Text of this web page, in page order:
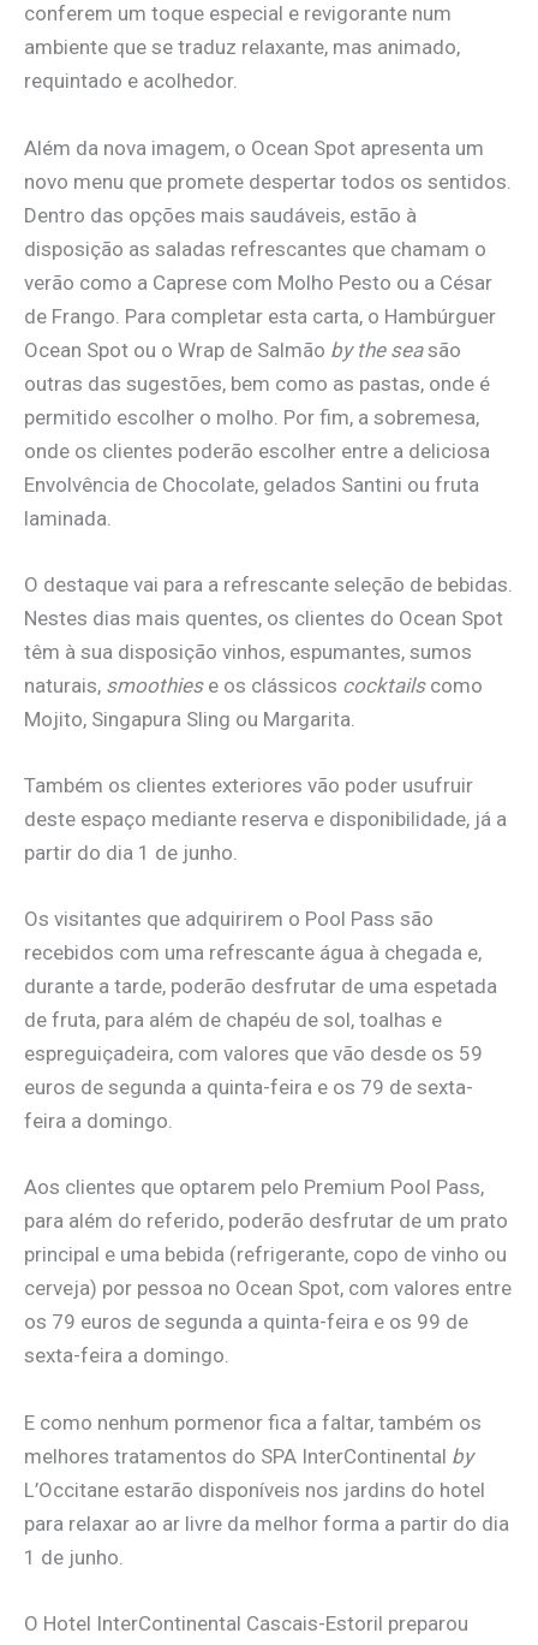
conferem um toque especial e revigorante num
ambiente que se traduz relaxante, mas animado,
requintado e acolhedor.
Além da nova imagem, o Ocean Spot apresenta um
novo menu que promete despertar todos os sentidos.
Dentro das opções mais saudáveis, estão à
disposição as saladas refrescantes que chamam o
verão como a Caprese com Molho Pesto ou a César
de Frango. Para completar esta carta, o Hambúrguer
Ocean Spot ou o Wrap de Salmão by the seasão
outras das sugestões, bem como as pastas, onde é
permitido escolher o molho. Por fim, a sobremesa,
onde os clientes poderão escolher entre a deliciosa
Envolvência de Chocolate, gelados Santini ou fruta
laminada.
O destaque vai para a refrescante seleção de bebidas.
Nestes dias mais quentes, os clientes do Ocean Spot
têm à sua disposição vinhos, espumantes, sumos
naturais, smoothiese os clássicos cocktailscomo
Mojito, Singapura Sling ou Margarita.
Também os clientes exteriores vão poder usufruir
deste espaço mediante reserva e disponibilidade, já a
partir do dia 1 de junho.
Os visitantes que adquirirem o Pool Pass são
recebidos com uma refrescante água à chegada e,
durante a tarde, poderão desfrutar de uma espetada
de fruta, para além de chapéu de sol, toalhas e
espreguiçadeira, com valores que vão desde os 59
euros de segunda a quinta-feira e os 79 de sexta-
feira a domingo.
Aos clientes que optarem pelo Premium Pool Pass,
para além do referido, poderão desfrutar de um prato
principal e uma bebida (refrigerante, copo de vinho ou
cerveja) por pessoa no Ocean Spot, com valores entre
os 79 euros de segunda a quinta-feira e os 99 de
sexta-feira a domingo.
E como nenhum pormenor fica a faltar, também os
melhores tratamentos do SPA InterContinental by
L’Occitane estarão disponíveis nos jardins do hotel
para relaxar ao ar livre da melhor forma a partir do dia
1 de junho.
O Hotel InterContinental Cascais-Estoril preparou